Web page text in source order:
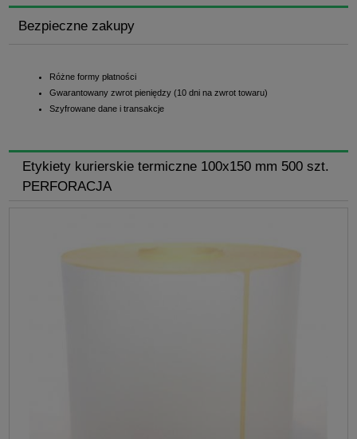
Bezpieczne zakupy
Różne formy płatności
Gwarantowany zwrot pieniędzy (10 dni na zwrot towaru)
Szyfrowane dane i transakcje
Etykiety kurierskie termiczne 100x150 mm 500 szt.
PERFORACJA